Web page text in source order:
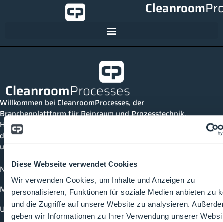
Diese Webseite verwendet Cookies
Wir verwenden Cookies, um Inhalte und Anzeigen zu
personalisieren, Funktionen für soziale Medien anbieten zu
und die Zugriffe auf unsere Website zu analysieren.
geben wir Informationen zu Ihrer Verwendung unserer
Cleanroom
CleanroomProcesses
Willkommen bei CleanroomProcesses, der
Branchenplattform für Reinraum und Prozesstechnik.
Hier bleibst du immer auf dem neuesten Stand, kannst
dich mit anderen verknüpfen und alle relevanten Themen
und Events der Branche entdecken.
News
Mediathek
Unternehmen